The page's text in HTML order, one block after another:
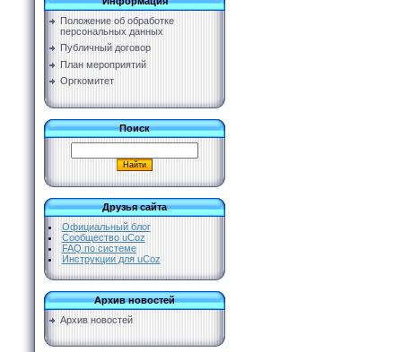
Положение об обработке
персональных данных
Публичный договор
План мероприятий
Оргкомитет
Поиск
Друзья сайта
Официальный блог
Сообщество uCoz
FAQ по системе
Инструкции для uCoz
Архив новостей
Архив новостей